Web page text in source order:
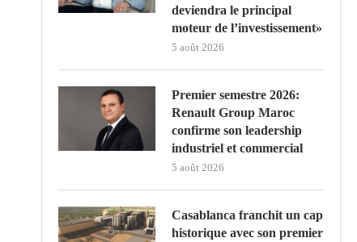
deviendra le principal
moteur de l’investissement»
5 août 2026
Premier semestre 2026:
Renault Group Maroc
confirme son leadership
industriel et commercial
5 août 2026
Casablanca franchit un cap
historique avec son premier